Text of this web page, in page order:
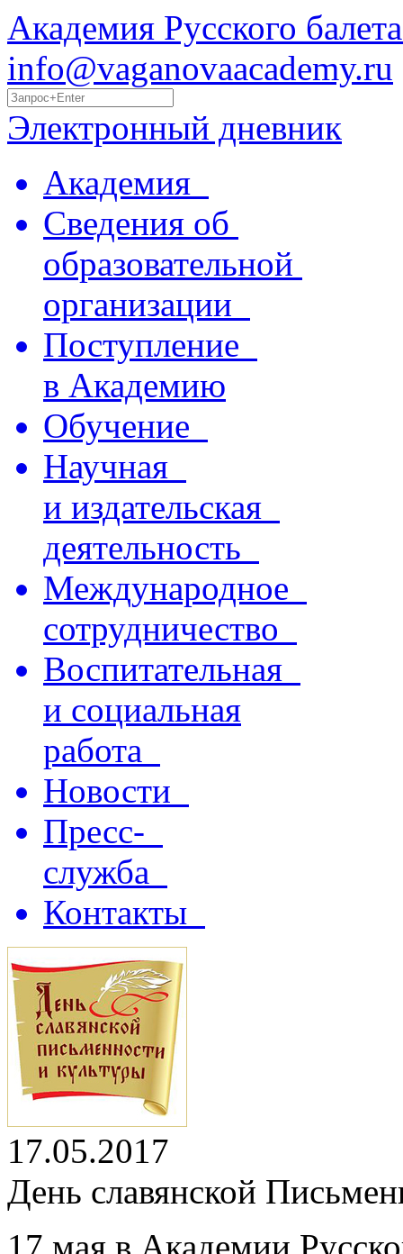
Академия Русского
info@vaganovaacademy.ru
Электронный дневник
Академия
Сведения об
образовательной
организации
Поступление
в Академию
Обучение
Научная
и издательская
деятельность
Международное
сотрудничество
Воспитательная
и социальная
работа
Новости
Пресс-
служба
Контакты
17.05.2017
День славянской